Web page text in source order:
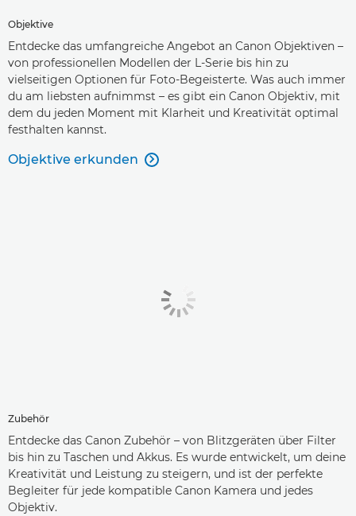
Objektive
Entdecke das umfangreiche Angebot an Canon Objektiven –
von professionellen Modellen der L-Serie bis hin zu
vielseitigen Optionen für Foto-Begeisterte. Was auch immer
du am liebsten aufnimmst – es gibt ein Canon Objektiv, mit
dem du jeden Moment mit Klarheit und Kreativität optimal
festhalten kannst.
Objektive erkunden 
Zubehör
Entdecke das Canon Zubehör – von Blitzgeräten über Filter
bis hin zu Taschen und Akkus. Es wurde entwickelt, um deine
Kreativität und Leistung zu steigern, und ist der perfekte
Begleiter für jede kompatible Canon Kamera und jedes
Objektiv.